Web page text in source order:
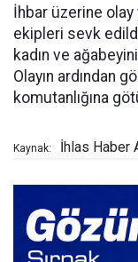
İhbar üzerine
ekipleri sevk
kadın ve
Olayın ardından
komutanlığına
Kaynak: İhlas Haber